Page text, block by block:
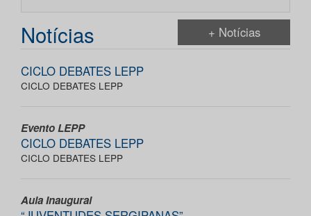
Notícias + Notícias
CICLO DEBATES LEPP
CICLO DEBATES LEPP
Evento LEPP
CICLO DEBATES LEPP
CICLO DEBATES LEPP
Aula Inaugural